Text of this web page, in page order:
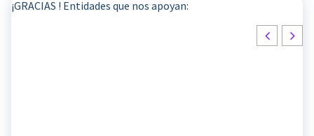
¡GRACIAS ! Entidades que nos apoyan: